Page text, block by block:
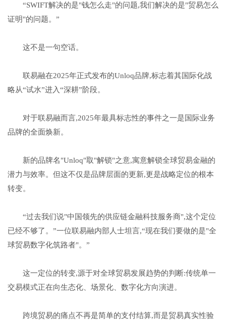
“SWIFT解决的是"钱怎么走"的问题,我们解决的是"贸易怎么
证明"的问题。”
这不是一句空话。
联易融在2025年正式发布的Unloq品牌,标志着其国际化战
略从“试水”进入“深耕”阶段。
对于联易融而言,2025年最具标志性的事件之一是国际业务
品牌的全面焕新。
新的品牌名"Unloq"取"解锁"之意,寓意解锁全球贸易金融的
潜力与效率。但这不仅是品牌层面的更新,更是战略定位的根本
转变。
“过去我们说"中国领先的供应链金融科技服务商",这个定位
已经不够了。”一位联易融内部人士坦言,“现在我们要做的是"全
球贸易数字化筑路者"。”
这一定位的转变,源于对全球贸易发展趋势的判断:传统单一
交易模式正在向生态化、场景化、数字化方向演进。
跨境贸易的痛点不再是简单的支付结算,而是贸易真实性验